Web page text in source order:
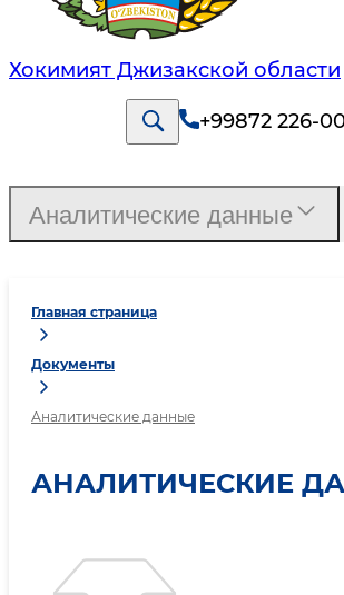
Хокимият Джизакской области
+99872 226-
Главная страница
Документы
Аналитические данные
АНАЛИТИЧЕСКИЕ
Аналитические данные